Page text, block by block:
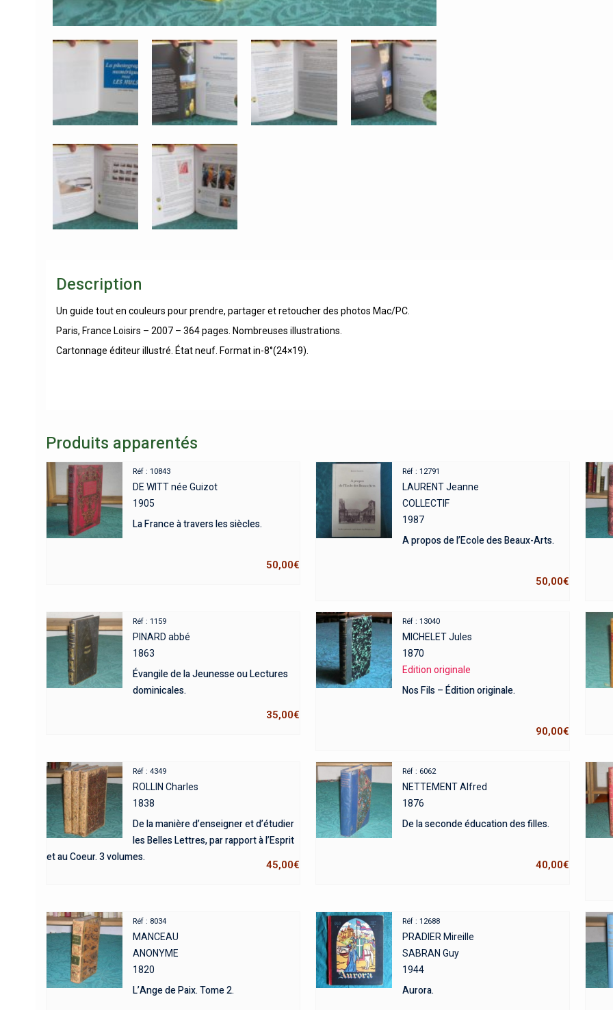
Description
Un guide tout en couleurs pour prendre, partager et retoucher des photos Mac/PC.
Paris, France Loisirs – 2007 – 364 pages. Nombreuses illustrations.
Cartonnage éditeur illustré. État neuf. Format in-8°(24×19).
Produits apparentés
Réf : 10843
DE WITT née Guizot
1905
La France à travers les siècles.
50,00€
Réf : 12791
LAURENT Jeanne
COLLECTIF
1987
A propos de l’Ecole des Beaux-Arts.
50,00€
Réf : 1159
PINARD abbé
1863
Évangile de la Jeunesse ou Lectures
dominicales.
35,00€
Réf : 13040
MICHELET Jules
1870
Edition originale
Nos Fils – Édition originale.
90,00€
Réf : 4349
ROLLIN Charles
1838
De la manière d’enseigner et d’étudier
les Belles Lettres, par rapport à l’Esprit
et au Coeur. 3 volumes.
45,00€
Réf : 6062
NETTEMENT Alfred
1876
De la seconde éducation des filles.
40,00€
Réf : 8034
MANCEAU
ANONYME
1820
L’Ange de Paix. Tome 2.
Réf : 12688
PRADIER Mireille
SABRAN Guy
1944
Aurora.